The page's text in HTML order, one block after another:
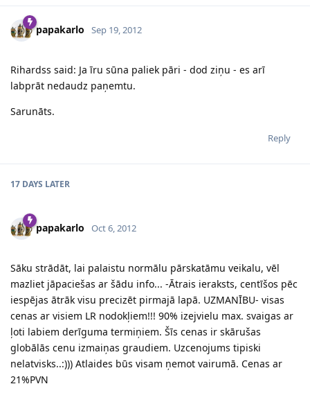
papakarlo Sep 19, 2012
Rihardss said: Ja īru sūna paliek pāri - dod ziņu - es arī
labprāt nedaudz paņemtu.
Sarunāts.
Reply
17 DAYS LATER
papakarlo Oct 6, 2012
Sāku strādāt, lai palaistu normālu pārskatāmu veikalu, vēl
mazliet jāpaciešas ar šādu info... -Ātrais ieraksts, centīšos pēc
iespējas ātrāk visu precizēt pirmajā lapā. UZMANĪBU- visas
cenas ar visiem LR nodokļiem!!! 90% izejvielu max. svaigas ar
ļoti labiem derīguma termiņiem. Šīs cenas ir skārušas
globālās cenu izmaiņas graudiem. Uzcenojums tipiski
nelatvisks..:))) Atlaides būs visam ņemot vairumā. Cenas ar
21%PVN